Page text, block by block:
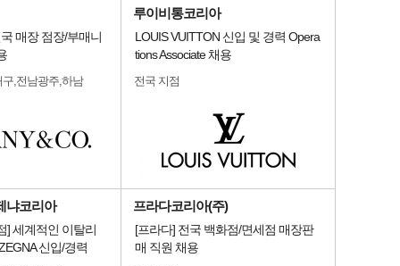
매장 점장/부매니
,전남광주,하남
루이비통코리아
LOUIS VUITTON 신입 및 경력 Opera
tions Associate 채용
전국 지점
냐코리아
] 세계적인 이탈리
신입/경력
프라다코리아(주)
[프라다] 전국 백화점/면세점 매장판
매 직원 채용